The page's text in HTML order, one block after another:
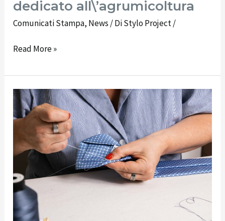
dedicato all\’agrumicoltura
Comunicati Stampa, News / DiStylo Project/
per
Sant’Antonino,
Villa
un
evento
dedicato
all\’agrumicoltura
Read More »
\”Questa
di
E.
Marinella
è
Storia
vera\”